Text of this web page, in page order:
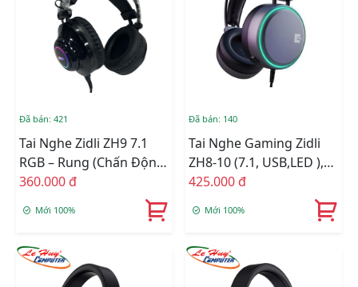
Đã bán: 421
Tai Nghe Zidli ZH9 7.1
RGB – Rung (Chấn Động
)
360.000 đ
Mới 100%
Đã bán: 140
Tai Nghe Gaming Zidli
ZH8-10 (7.1, USB,lED ),
Mic Ngắn, Grey
425.000 đ
Mới 100%